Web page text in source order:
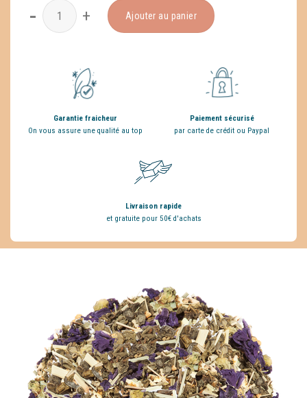
quantité de Energy Shot
Ajouter au panier
Garantie fraicheur
On vous assure une qualité au top
Paiement sécurisé
par carte de crédit ou Paypal
Livraison rapide
et gratuite pour 50€ d'achats